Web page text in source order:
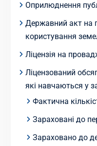
Оприлюднення
Державний акт на
користування
Ліцензія на
Ліцензований
які навчаються у
Фактична
Зараховані до
Зараховано до